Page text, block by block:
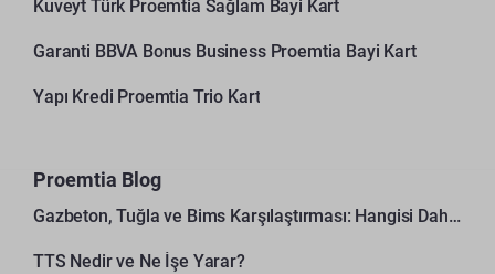
Kuveyt Türk Proemtia Sağlam Bayi Kart
Garanti BBVA Bonus Business Proemtia Bayi Kart
Yapı Kredi Proemtia Trio Kart
Proemtia Blog
Gazbeton, Tuğla ve Bims Karşılaştırması: Hangisi Daha Avantajlı?
TTS Nedir ve Ne İşe Yarar?